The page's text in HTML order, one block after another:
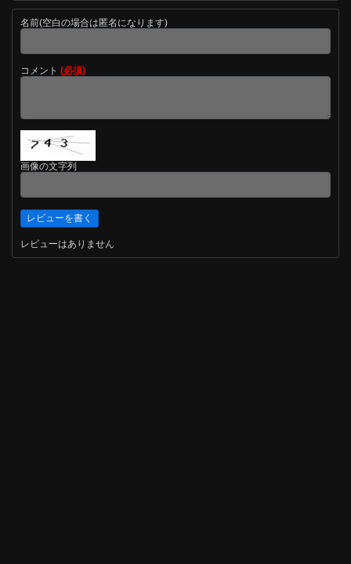
名前(空白の場合は匿名になります)
コメント (必須)
画像の文字列
レビューはありません